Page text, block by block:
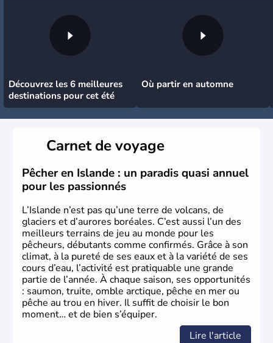
Découvrez les 6 meilleures
destinations pour cet été
Où partir en automne
Carnet de voyage
Pêcher en Islande : un paradis quasi annuel
pour les passionnés
L’Islande n’est pas qu’une terre de volcans, de
glaciers et d’aurores boréales. C’est aussi l’un des
meilleurs terrains de jeu au monde pour les
pêcheurs, débutants comme confirmés. Grâce à son
climat, à la pureté de ses eaux et à la variété de ses
cours d’eau, l’activité est pratiquable une grande
partie de l’année. À chaque saison, ses opportunités
: saumon, truite, omble arctique, pêche en mer ou
pêche au trou en hiver. Il suffit de choisir le bon
moment… et de bien s’équiper.
Lire l'article